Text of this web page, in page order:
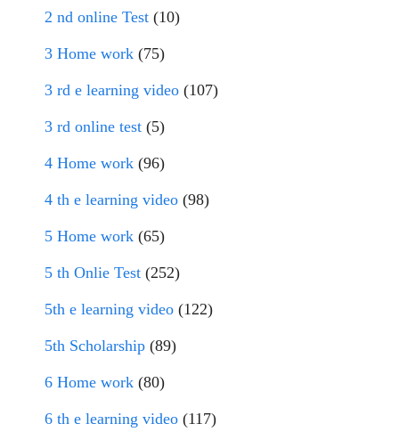
2 nd online Test (10)
3 Home work (75)
3 rd e learning video (107)
3 rd online test (5)
4 Home work (96)
4 th e learning video (98)
5 Home work (65)
5 th Onlie Test (252)
5th e learning video (122)
5th Scholarship (89)
6 Home work (80)
6 th e learning video (117)